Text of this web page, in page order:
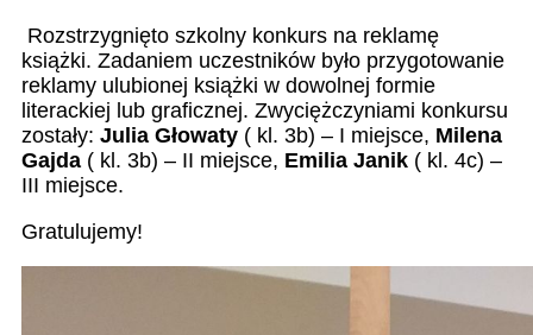
Rozstrzygnięto szkolny konkurs na reklamę
książki. Zadaniem uczestników było przygotowanie
reklamy ulubionej książki w dowolnej formie
literackiej lub graficznej. Zwyciężczyniami konkursu
zostały: Julia Głowaty ( kl. 3b) – I miejsce, Milena
Gajda ( kl. 3b) – II miejsce, Emilia Janik ( kl. 4c) –
III miejsce.
Gratulujemy!